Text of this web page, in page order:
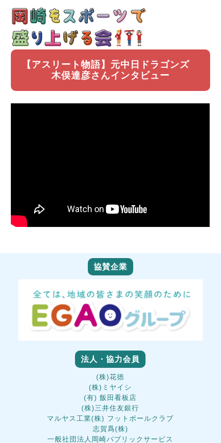
【アスリート物語】元中日ドラゴンズ
木俣達彦さんインタビュー
協賛企業
法人・協力会員
(株)花徳
(株)ミヤイシ
(有) 飯田看板店
(株)三井住友銀行
マルヤス工業(株) フットボールクラブ
志賀爲(株)
一般社団法人岡崎パブリックサービス